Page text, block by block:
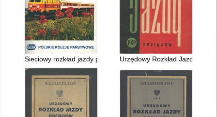
Sieciowy rozkład jazdy pociągów PKP ważny 1.VI.1997 -
Urzędowy Rozkład Jazdy